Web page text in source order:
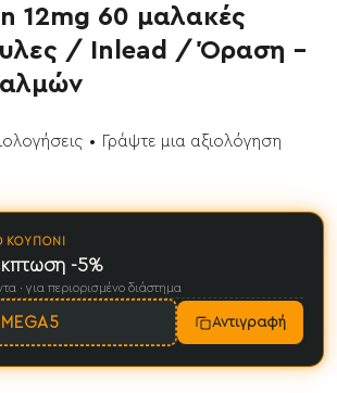
Έχει εξαντληθεί
12mg 60 μαλακές
/ Inlead / Όραση -
• Γράψτε μια αξιολόγηση
ΚΟΥΠΌΝΙ
-5%
· για περιορισμένο διάστημα
MEGA5 Αντιγραφή